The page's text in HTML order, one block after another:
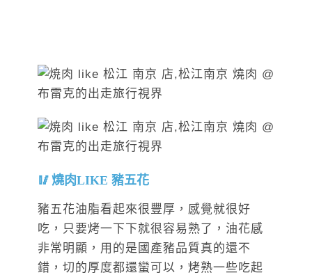
燒肉LIKE 豬五花
豬五花油脂看起來很豐厚，感覺就很好
吃，只要烤一下下就很容易熟了，油花感
非常明顯，用的是國產豬品質真的還不
錯，切的厚度都還蠻可以，烤熟一些吃起